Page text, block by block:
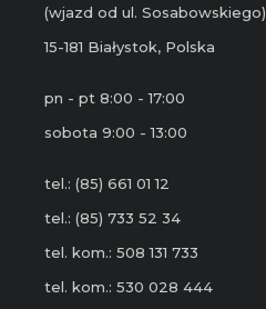
(wjazd od ul. Sosabowskiego)
15-181 Białystok, Polska
pn - pt 8:00 - 17:00
sobota 9:00 - 13:00
tel.: (85) 661 01 12
tel.: (85) 733 52 34
tel. kom.: 508 131 733
tel. kom.: 530 028 444